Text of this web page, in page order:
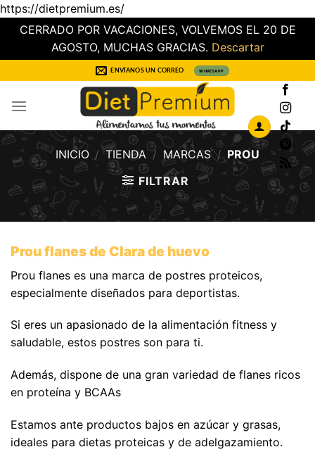
https://dietpremium.es/
CERRADO POR VACACIONES, VOLVEMOS EL 20 DE
AGOSTO, MUCHAS GRACIAS. Descartar
al
contenido
ENVÍANOS UN CORREO WHATSAPP
INICIO / TIENDA / MARCAS / PROU
FILTRAR
Prou flanes de Clara de huevo
Prou flanes es una marca de postres proteicos,
especialmente diseñados para deportistas.
Si eres un apasionado de la alimentación fitness y
saludable, estos postres son para ti.
Además, dispone de una gran variedad de flanes ricos
en proteína y BCAAs
Estamos ante productos bajos en azúcar y grasas,
ideales para dietas proteicas y de adelgazamiento.